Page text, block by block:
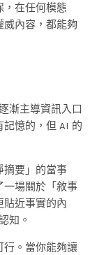
，在任何模態
威內容，都能夠
漸主導資訊入口
憶的，但 AI 的
摘要」的當事
一場關於「敘事
貼近事實的內
知。
行。當你能夠讓